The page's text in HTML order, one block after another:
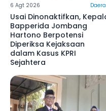
6 Agt 2026
Usai Dinonaktifkan,
Bapperida Jombang
Hartono Berpotensi
Diperiksa Kejaksaan
dalam Kasus KPRI
Sejahtera